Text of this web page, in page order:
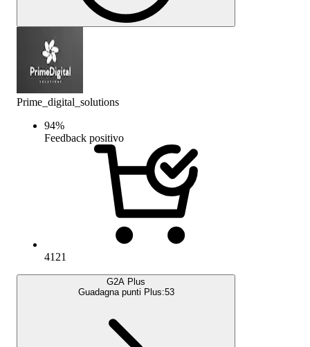
Prime_digital_solutions
94%
Feedback positivo
4121
G2A Plus
Guadagna punti Plus:53